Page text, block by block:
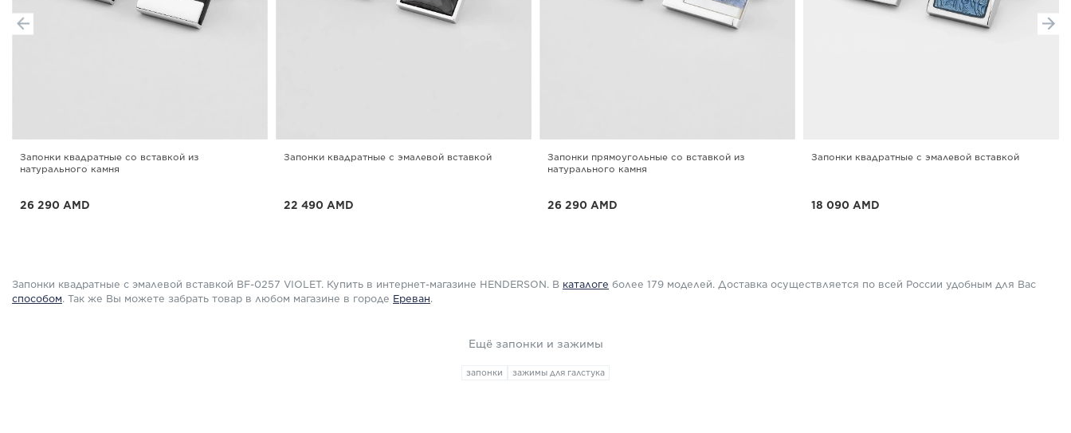
Запонки квадратные со вставкой из
натурального камня
26 290 AMD
До -25% при покупке от 3-х
Запонки квадратные с эмалевой вставкой
22 490 AMD
До -25% при покупке от 3-х
Запонки прямоугольные со вставкой из
натурального камня
26 290 AMD
До -25% при покупке от 3-х
Запонки квадратные с эмалевой вставкой
18 090 AMD
До -25% при покупке от 3-х
Запонки квадратные с эмалевой вставкой BF-0257 VIOLET. Купить в интернет-магазине HENDERSON. В каталоге более 179 моделей. Доставка осуществляется по всей России удобным для Вас
способом. Так же Вы можете забрать товар в любом магазине в городе Ереван.
Ещё запонки и зажимы
запонки зажимы для галстука